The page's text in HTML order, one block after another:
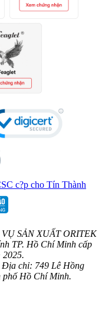
SẢN XUẤT ORITEK
TP. Hồ Chí Minh cấp
2025.
chỉ: 749 Lê Hồng
phố Hồ Chí Minh.